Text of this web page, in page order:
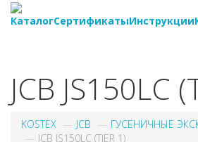
КаталогСертификатыИнструкции
JCB JS150LC
KOSTEX JCB
ГУСЕНИЧНЫЕ
JCB JS150LC (TIER 1)